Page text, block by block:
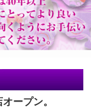
ープン。